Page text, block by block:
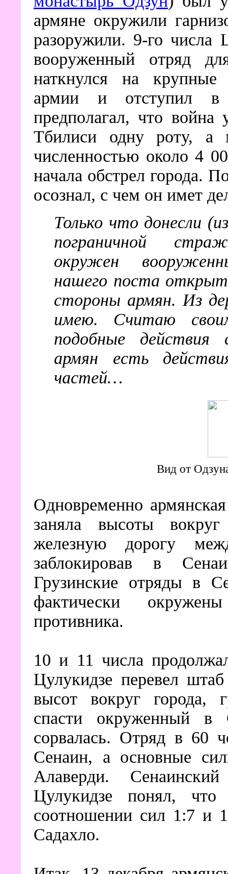
армяне окружили
разоружили. 9-го числа
вооруженный отряд
наткнулся на крупные
армии и отступил
предполагал, что
Тбилиси одну роту, а
численностью около 4
начала обстрел города.
осознал, с чем он имет
Только что донесли
пограничной
окружен
нашего поста
стороны армян. Из
имею. Считаю
подобные
армян есть
частей…
Вид от
Одновременно
заняла высоты
железную дорогу
заблокировав в
Грузинские отряды в
фактически
противника.
10 и 11 числа
Цулукидзе перевел
высот вокруг города,
спасти окруженный в
сорвалась. Отряд в 60
Сенаин, а основные
Алаверди.
Цулукидзе понял,
соотношении сил 1:7 и
Садахло.